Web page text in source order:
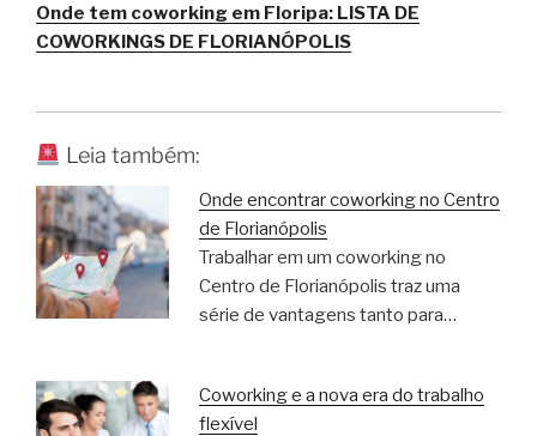
Onde tem coworking em Floripa: LISTA DE
COWORKINGS DE FLORIANÓPOLIS
Leia também:
Onde encontrar coworking no Centro
de Florianópolis
Trabalhar em um coworking no
Centro de Florianópolis traz uma
série de vantagens tanto para…
Coworking e a nova era do trabalho
flexível